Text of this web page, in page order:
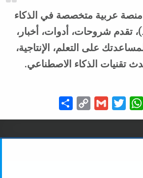
منصة عربية متخصصة في الذكاء
الاصطناعي (AI)، تقدم شروحات، أدوات، أخبار،
على التعلم، الإنتاجية،
تقنيات الذكاء الاصطناعي.
Facebook
WhatsApp
Twitter
Gmail
Copy